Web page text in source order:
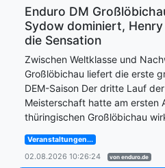
Enduro DM
Sydow dominiert,
die Sensation
Zwischen Weltklasse und
Großlöbichau liefert die erste
DEM-Saison Der dritte Lauf
Meisterschaft hatte am ersten
thüringischen Großlöbichau
Veranstaltungen...
02.08.2026 10:26:24 von enduro.de